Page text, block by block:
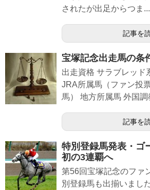
されたが出足からつま...
記事を
宝塚記念出走馬の条
出走資格 サラブレッド
JRA所属馬（ファン投
馬） 地方所属馬 外国
記事を
特別登録馬発表・ゴ
初の3連覇へ
第56回宝塚記念のファ
別登録馬も出揃いまし